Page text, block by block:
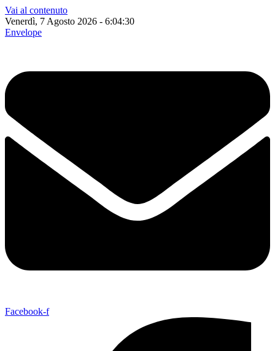
Vai al contenuto
Venerdì, 7 Agosto 2026 - 6:04:31
Envelope
Facebook-f